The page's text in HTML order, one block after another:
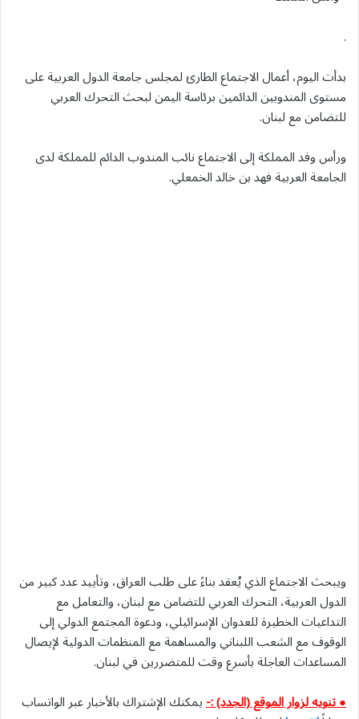
.
بدأت اليوم، أعمال الاجتماع الطارئ لمجلس جامعة الدول العربية على
مستوى المندوبين الدائمين برئاسة اليمن لبحث التحرك العربي
للتضامن مع لبنان.
ورأس وفد المملكة إلى الاجتماع نائب المندوب الدائم للمملكة لدى
الجامعة العربية فهد بن خالد الخمعلي.
ويبحث الاجتماع الذي يُعقد بناءً على طلب العراق، وتأييد عدد كبير من
الدول العربية، التحرك العربي للتضامن مع لبنان، والتعامل مع
التداعيات الخطيرة للعدوان الإسرائيلي، ودعوة المجتمع الدولي إلى
الوقوف مع الشعب اللبناني والمساهمة مع المنظمات الدولية لإيصال
المساعدات العاجلة بأسرع وقت للمتضررين في لبنان.
● تنويه لزوار الموقع (الجدد) :-يمكنك الإشتراك بالأخبار عبر الواتساب